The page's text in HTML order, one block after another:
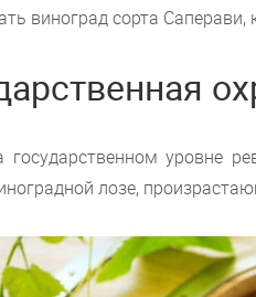
виноград сорта
государственном уровне
лозе,